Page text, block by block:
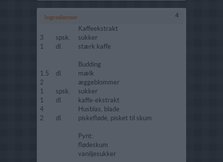
Ingredienser 4
Kaffeekstrakt
3
spsk.
sukker
1
dl. stærk kaffe
Budding
1.5
dl.
mælk
2
æggeblommer
1
spsk.
sukker
1
dl.
kaffe-ekstrakt
4
Husblas, blade
2
dl. piskefløde, pisket til skum
Pynt:
flødeskum
vaniljesukker